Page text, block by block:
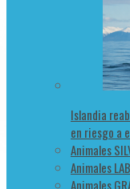
Islandia
en riesgo a
Animales
Animales
Animales